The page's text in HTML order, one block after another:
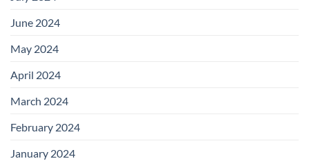
June 2024
May 2024
April 2024
March 2024
February 2024
January 2024